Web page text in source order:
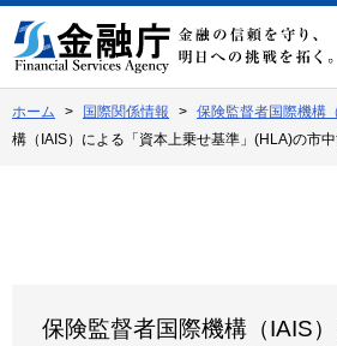
文
へ
動
ホーム 国際関係情報 保険監督者国際機構（
構（IAIS）による「資本上乗せ基準」(HLA)の市
保険監督者国際機構（IAIS